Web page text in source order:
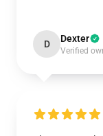
D Dexter
Verified